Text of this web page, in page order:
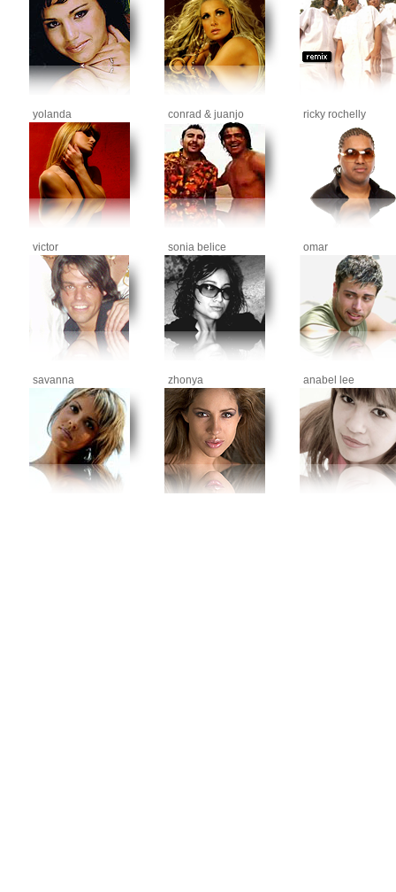
yolanda conrad & juanjo ricky rochelly
victor sonia belice omar
savanna zhonya anabel lee